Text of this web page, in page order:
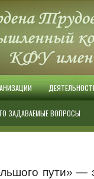
ЗАДАВАЕМЫЕ ВОПРОСЫ
пути» —